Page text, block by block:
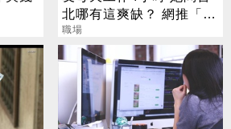
北哪有這爽缺？ 網推「這
一類」：1天只做10分鐘
職場